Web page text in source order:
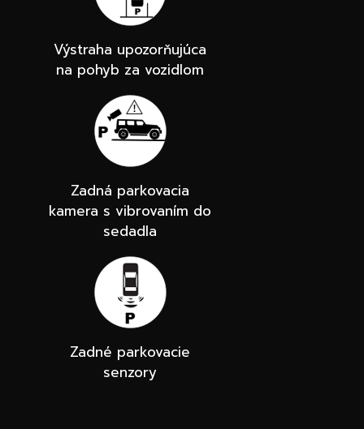
Výstraha upozorňujúca
na pohyb za vozidlom
Zadná parkovacia
kamera s vibrovaním do
sedadla
Zadné parkovacie
senzory